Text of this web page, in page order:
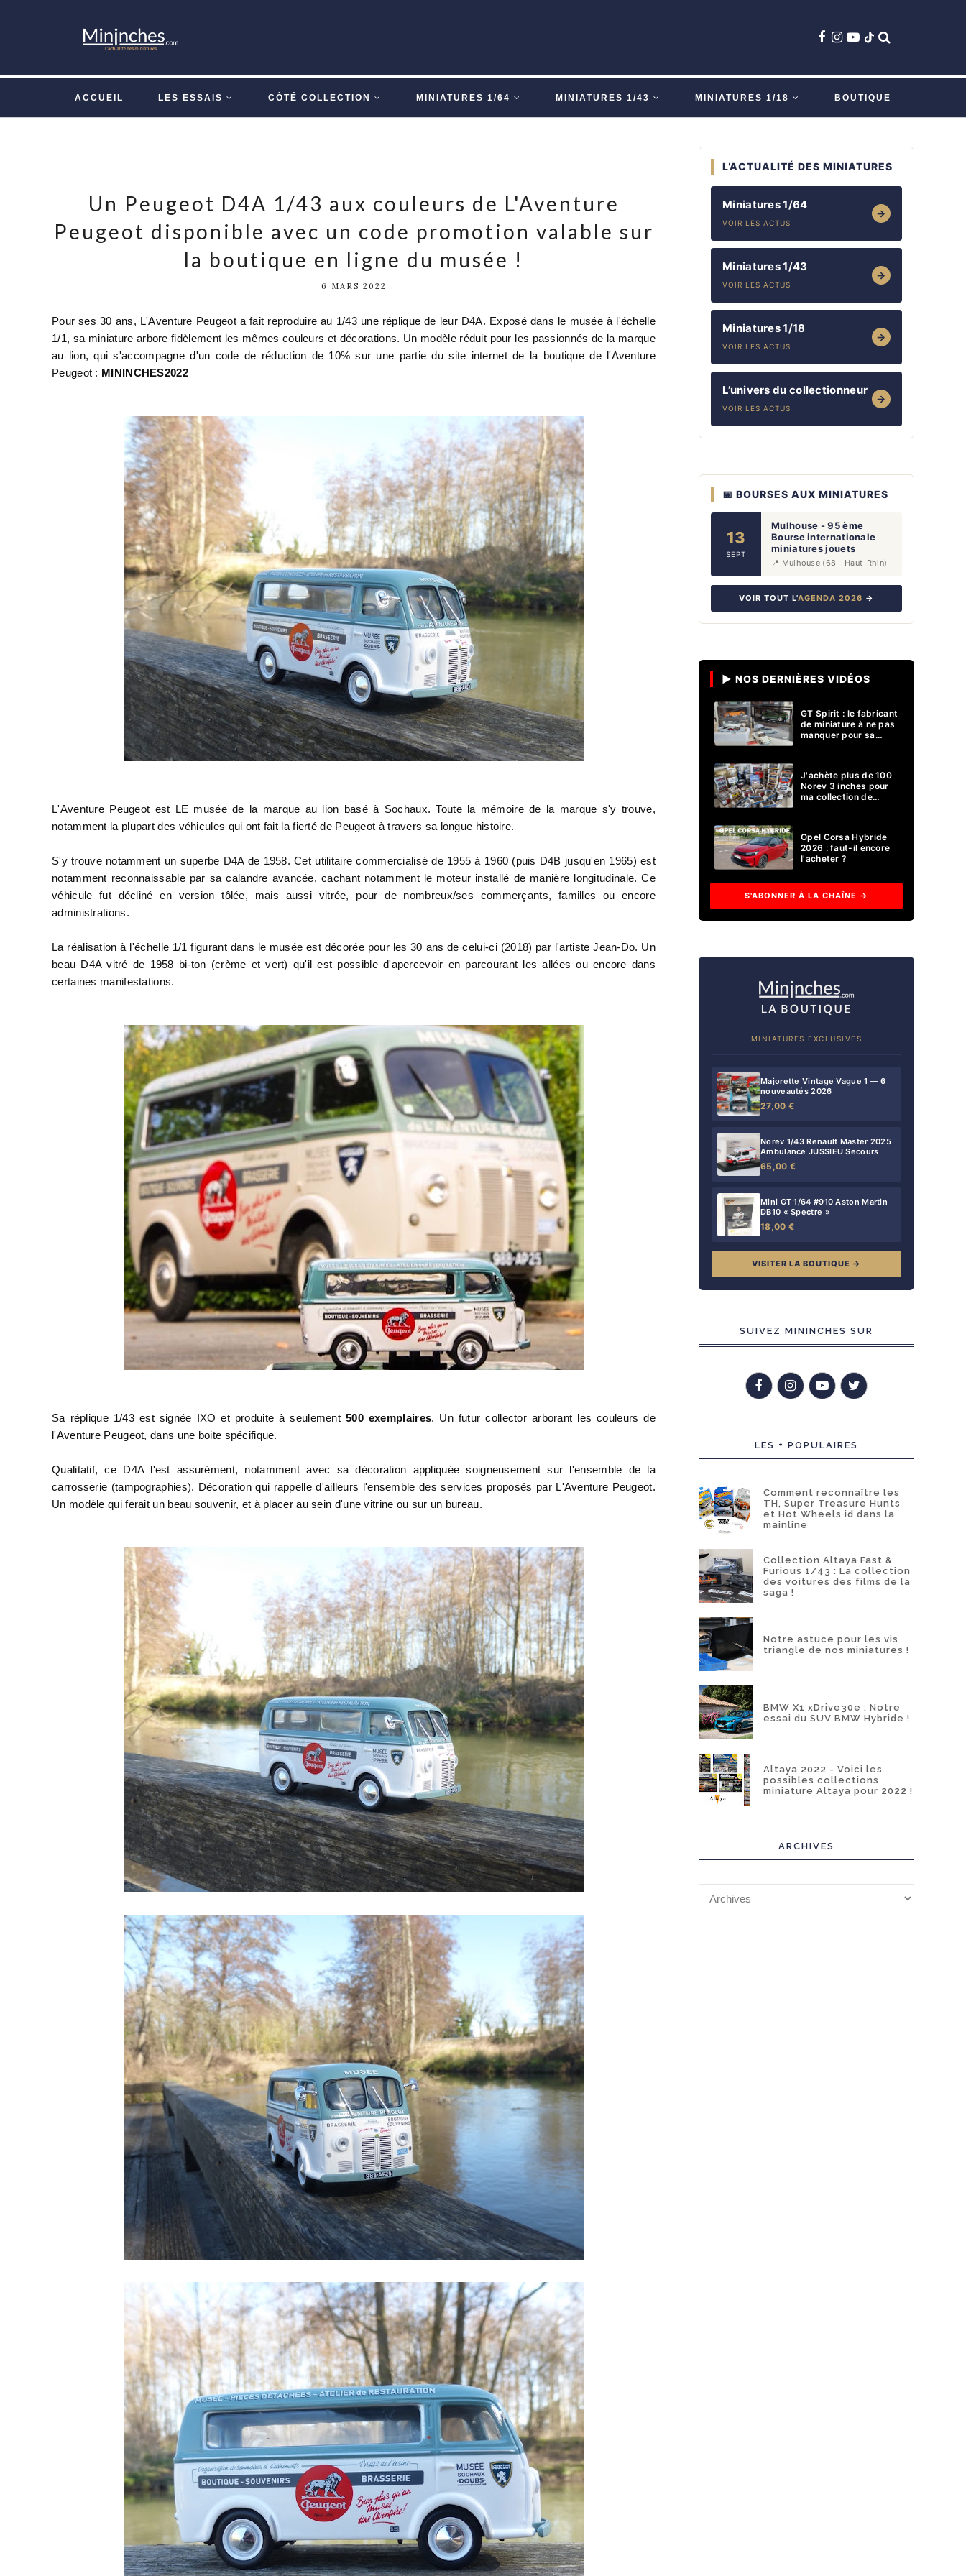
ACCUEIL LES ESSAIS CÔTÉ COLLECTION MINIATURES 1/64 MINIATURES 1/43 MINIATURES 1/18 BOUTIQUE
Un Peugeot D4A 1/43 aux couleurs de L'Aventure
Peugeot disponible avec un code promotion valable sur
la boutique en ligne du musée !
6 MARS 2022
Pour ses 30 ans, L'Aventure Peugeot a fait reproduire au 1/43 une réplique de leur D4A. Exposé dans le musée à l'échelle
1/1, sa miniature arbore fidèlement les mêmes couleurs et décorations. Un modèle réduit pour les passionnés de la marque
au lion, qui s'accompagne d'un code de réduction de 10% sur une partie du site internet de la boutique de l'Aventure
Peugeot : MININCHES2022
L'Aventure Peugeot est LE musée de la marque au lion basé à Sochaux. Toute la mémoire de la marque s'y trouve,
notamment la plupart des véhicules qui ont fait la fierté de Peugeot à travers sa longue histoire.
S'y trouve notamment un superbe D4A de 1958. Cet utilitaire commercialisé de 1955 à 1960 (puis D4B jusqu'en 1965) est
notamment reconnaissable par sa calandre avancée, cachant notamment le moteur installé de manière longitudinale. Ce
véhicule fut décliné en version tôlée, mais aussi vitrée, pour de nombreux/ses commerçants, familles ou encore
administrations.
La réalisation à l'échelle 1/1 figurant dans le musée est décorée pour les 30 ans de celui-ci (2018) par l'artiste Jean-Do. Un
beau D4A vitré de 1958 bi-ton (crème et vert) qu'il est possible d'apercevoir en parcourant les allées ou encore dans
certaines manifestations.
Sa réplique 1/43 est signée IXO et produite à seulement500 exemplaires. Un futur collector arborant les couleurs de
l'Aventure Peugeot, dans une boite spécifique.
Qualitatif, ce D4A l'est assurément, notamment avec sa décoration appliquée soigneusement sur l'ensemble de la
carrosserie (tampographies). Décoration qui rappelle d'ailleurs l'ensemble des services proposés par L'Aventure Peugeot.
Un modèle qui ferait un beau souvenir, et à placer au sein d'une vitrine ou sur un bureau.
L’ACTUALITÉ DES MINIATURES
Miniatures 1/64
VOIR LES ACTUS
→
Miniatures 1/43
VOIR LES ACTUS
→
Miniatures 1/18
VOIR LES ACTUS
→
L’univers du collectionneur
VOIR LES ACTUS
→
📅 BOURSES AUX MINIATURES
13
SEPT
Mulhouse - 95 ème
Bourse internationale
miniatures jouets
📍 Mulhouse (68 - Haut-Rhin)
VOIR TOUT L'AGENDA 2026 →
▶ NOS DERNIÈRES VIDÉOS
GT Spirit : le fabricant
de miniature à ne pas
manquer pour sa
J'achète plus de 100
Norev 3 inches pour
ma collection de
Opel Corsa Hybride
2026 : faut-il encore
l'acheter ?
S'ABONNER À LA CHAÎNE →
MINIATURES EXCLUSIVES
Majorette Vintage Vague 1 — 6
nouveautés 2026
27,00 €
Norev 1/43 Renault Master 2025
Ambulance JUSSIEU Secours
65,00 €
Mini GT 1/64 #910 Aston Martin
DB10 « Spectre »
18,00 €
VISITER LA BOUTIQUE →
SUIVEZ MININCHES SUR
LES + POPULAIRES
Comment reconnaître les
TH, Super Treasure Hunts
et Hot Wheels id dans la
mainline
Collection Altaya Fast &
Furious 1/43 : La collection
des voitures des films de la
saga !
Notre astuce pour les vis
triangle de nos miniatures !
BMW X1 xDrive30e : Notre
essai du SUV BMW Hybride !
Altaya 2022 - Voici les
possibles collections
miniature Altaya pour 2022 !
ARCHIVES